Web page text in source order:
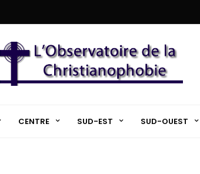
CENTRE SUD-EST SUD-OUEST